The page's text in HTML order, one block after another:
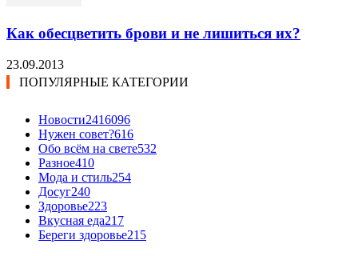
Как обесцветить брови и не лишиться их?
23.09.2013
ПОПУЛЯРНЫЕ КАТЕГОРИИ
Новости2416096
Нужен совет?616
Обо всём на свете532
Разное410
Мода и стиль254
Досуг240
Здоровье223
Вкусная еда217
Береги здоровье215